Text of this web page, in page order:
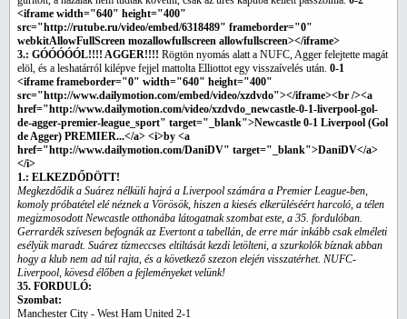
<iframe width="640" height="400"
src="http://rutube.ru/video/embed/6318489" frameborder="0"
webkitAllowFullScreen mozallowfullscreen allowfullscreen></iframe>
3.: GÓÓÓÓÓL!!!! AGGER!!!! Rögtön nyomás alatt a NUFC, Agger felejtette magát
elöl, és a leshatárról kilépve fejjel mattolta Elliottot egy visszaívelés után. 0-1
<iframe frameborder="0" width="640" height="400"
src="http://www.dailymotion.com/embed/video/xzdvdo"></iframe><br /><a
href="http://www.dailymotion.com/video/xzdvdo_newcastle-0-1-liverpool-gol-
de-agger-premier-league_sport" target="_blank">Newcastle 0-1 Liverpool (Gol
de Agger) PREMIER...</a> <i>by <a
href="http://www.dailymotion.com/DaniDV" target="_blank">DaniDV</a>
</i>
1.: ELKEZDŐDÖTT!
Megkezdődik a Suárez nélküli hajrá a Liverpool számára a Premier League-ben,
komoly próbatétel elé néznek a Vörösök, hiszen a kiesés elkerüléséért harcoló, a télen
megizmosodott Newcastle otthonába látogatnak szombat este, a 35. fordulóban.
Gerrardék szívesen befognák az Evertont a tabellán, de erre már inkább csak elméleti
esélyük maradt. Suárez tízmeccses eltiltását kezdi letölteni, a szurkolók bíznak abban
hogy a klub nem ad túl rajta, és a következő szezon elején visszatérhet. NUFC-
Liverpool, kövesd élőben a fejleményeket velünk!
35. FORDULÓ:
Szombat:
Manchester City - West Ham United 2-1